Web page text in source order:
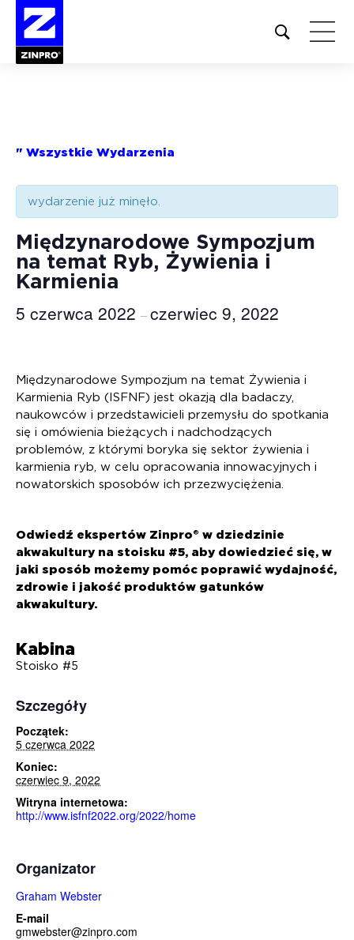
Open
site
" Wszystkie Wydarzenia
wydarzenie już minęło.
Międzynarodowe Sympozjum
na temat Ryb, Żywienia i
Karmienia
5 czerwca 2022 –czerwiec 9, 2022
Międzynarodowe Sympozjum na temat Żywienia i
Karmienia Ryb (ISFNF) jest okazją dla badaczy,
naukowców i przedstawicieli przemysłu do spotkania
się i omówienia bieżących i nadchodzących
problemów, z którymi boryka się sektor żywienia i
karmienia ryb, w celu opracowania innowacyjnych i
nowatorskich sposobów ich przezwyciężenia.
Odwiedź ekspertów Zinpro® w dziedzinie
akwakultury na stoisku #5, aby dowiedzieć się, w
jaki sposób możemy pomóc poprawić wydajność,
zdrowie i jakość produktów gatunków
akwakultury.
Kabina
Stoisko #5
Szczegóły
Początek:
5 czerwca 2022
Koniec:
czerwiec 9, 2022
Witryna internetowa:
http://www.isfnf2022.org/2022/home
Organizator
Graham Webster
E-mail
gmwebster@zinpro.com